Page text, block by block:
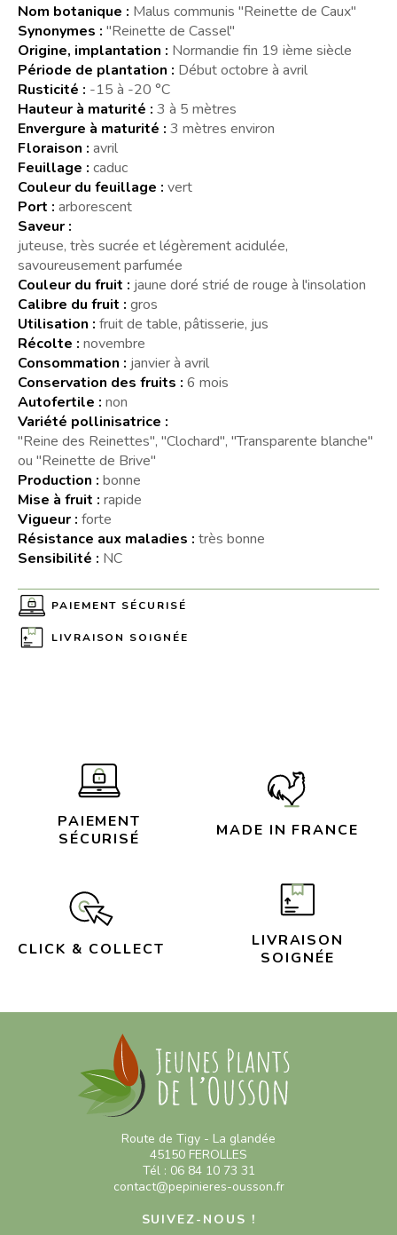
Nom botanique : Malus communis "Reinette de Caux"
Synonymes : "Reinette de Cassel"
Origine, implantation : Normandie fin 19 ième siècle
Période de plantation : Début octobre à avril
Rusticité : -15 à -20 °C
Hauteur à maturité : 3 à 5 mètres
Envergure à maturité : 3 mètres environ
Floraison : avril
Feuillage : caduc
Couleur du feuillage : vert
Port : arborescent
Saveur :
juteuse, très sucrée et légèrement acidulée,
savoureusement parfumée
Couleur du fruit : jaune doré strié de rouge à l'insolation
Calibre du fruit : gros
Utilisation : fruit de table, pâtisserie, jus
Récolte : novembre
Consommation : janvier à avril
Conservation des fruits : 6 mois
Autofertile : non
Variété pollinisatrice :
"Reine des Reinettes", "Clochard", "Transparente blanche"
ou "Reinette de Brive"
Production : bonne
Mise à fruit : rapide
Vigueur : forte
Résistance aux maladies : très bonne
Sensibilité : NC
PAIEMENT SÉCURISÉ
LIVRAISON SOIGNÉE
PAIEMENT
SÉCURISÉ
MADE IN FRANCE
CLICK & COLLECT
LIVRAISON
SOIGNÉE
Route de Tigy - La glandée
45150 FEROLLES
Tél : 06 84 10 73 31
contact@pepinieres-ousson.fr
SUIVEZ-NOUS !